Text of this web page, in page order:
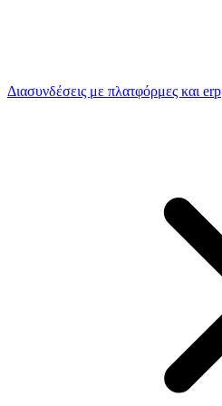
Διασυνδέσεις με πλατφόρμες και erp